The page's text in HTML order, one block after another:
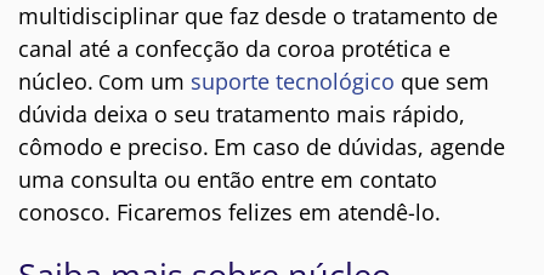
multidisciplinar que faz desde o tratamento de
canal até a confecção da coroa protética e
núcleo. Com um suporte tecnológico que sem
dúvida deixa o seu tratamento mais rápido,
cômodo e preciso. Em caso de dúvidas, agende
uma consulta ou então entre em contato
conosco. Ficaremos felizes em atendê-lo.